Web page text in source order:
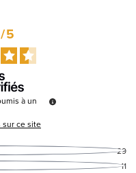
/5
à un
sur ce site
29
11